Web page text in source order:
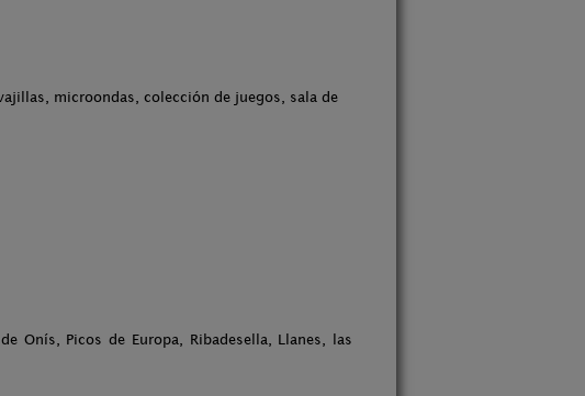
microondas, colección de juegos, sala de
Onís, Picos de Europa, Ribadesella, Llanes, las